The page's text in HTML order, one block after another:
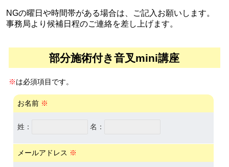
NGの曜日や時間帯がある場合は、ご記入お願いします。
事務局より候補日程のご連絡を差し上げます。
部分施術付き音叉mini講座
※は必須項目です。
お名前※
姓： 名：
メールアドレス ※